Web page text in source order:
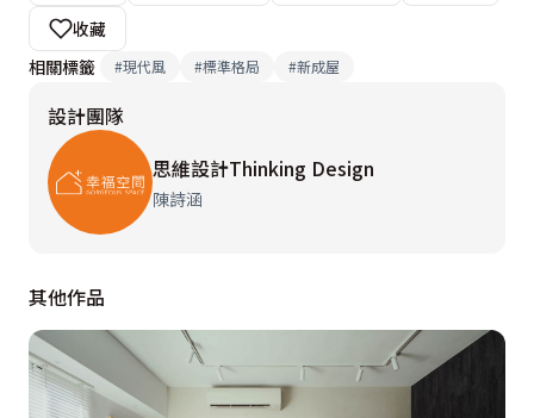
畫分出兩塊區域，自玄關處入門，鋪排高收納機能的系統
櫃體，客廳則採白色大理石紋薄瓷板電視牆，透過不同材
體，所以將小孩房與餐廳的共牆往後挪移，增設電器櫃與
餐櫃。
進入私領域，主臥空間以沉穩色調營造出舒眠氛圍，並善
推移了與孝親房的共牆，放大小孩房衣櫃尺度，打造小孩
房的舒適空間與動線。
收藏
相關標籤
#現代風 #標準格局 #新成屋
設計團隊
思維設計Thinking Design
陳詩涵
其他作品